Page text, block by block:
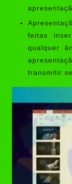
feitas
qualquer
transmitir